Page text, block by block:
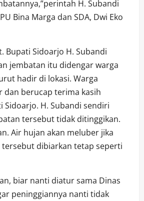
H. Subandi
Bina Marga dan SDA, Dwi Eko
Bupati Sidoarjo H. Subandi
jembatan itu didengar warga
hadir di lokasi. Warga
dan berucap terima kasih
Sidoarjo. H. Subandi sendiri
tersebut tidak ditinggikan.
Air hujan akan meluber jika
dibiarkan tetap seperti
biar nanti diatur sama Dinas
peninggiannya nanti tidak